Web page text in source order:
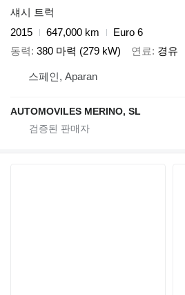
섀시 트럭
2015
647,000 km
Euro 6
동력 380 마력 (279 kW) 연료 경유
스페인, Aparan
AUTOMOVILES MERINO, SL